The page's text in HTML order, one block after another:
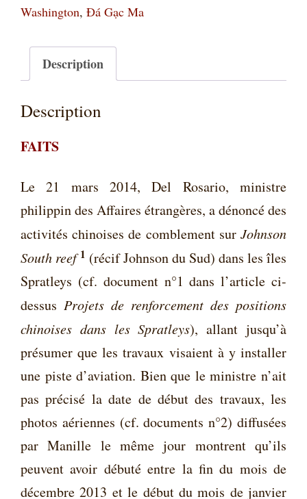
Washington, Đá Gạc Ma
Description
Description
FAITS
Le 21 mars 2014, Del Rosario, ministre
philippin des Affaires étrangères, a dénoncé des
activités chinoises de comblement sur Johnson
South reef1 (récif Johnson du Sud) dans les îles
Spratleys (cf. document n°1 dans l’article ci-
dessus Projets de renforcement des positions
chinoises dans les Spratleys), allant jusqu’à
présumer que les travaux visaient à y installer
une piste d’aviation. Bien que le ministre n’ait
pas précisé la date de début des travaux, les
photos aériennes (cf.documents n°2) diffusées
par Manille le même jour montrent qu’ils
peuvent avoir débuté entre la fin du mois de
décembre 2013 et le début du mois de janvier